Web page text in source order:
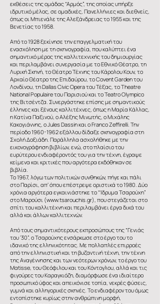
εκθέσεις της ομάδας “Αρμός”, της οποίας υπήρξε
ιδρυτικό μέλος, σε ομαδικές, Πανελλήνιες και διεθνείς,
όπως οι Μπιενάλε της Αλεξάνδρειας το 1955 και της
Βενετίας το 1958.
Από το 1928 ξεκίνησε την επαγγελματική του
ενασχόληση με τη σκηνογραφία, που καλύπτει ένα
σημαντικό μέρος της καλλιτεχνικής του δημιουργίας
και περιλαμβάνει συνεργασία με το Εθνικό Θέατρο, τη
Λυρική Σκηνή, το Θέατρο Τέχνης του Κάρολου Κουν, το
Αρχαίο Θέατρο της Επιδαύρου, το Covent Garden του
Λονδίνου, τη Dallas Civic Opera του Τέξας, το Theatre
National Populaire του Παρισιού και το Teatro Olympico
της Βιτσέντζα. Συνεργάστηκε επίσης με σημαντικούς
έλληνες και ξένους καλλιτέχνες, όπως η Μαρία Κάλλας,
η Κατίνα Παξινού, ο Αλέξης Μινωτής, ο Μιχάλης
Κακογιάννης, ο Jules Dassin και o Franco Zeffirelli. Την
περίοδο1960-1962εξάλλου δίδαξε σκηνογραφία στη
Σχολή Δοξιάδη. Παράλληλα ασχολήθηκε με την
εικονογράφηση βιβλίων, ενώ, στο πλαίσιο του
ευρύτερου ενδιαφέροντός του για την τέχνη, έγραψε
κείμενα και κριτικές που αργότερα εκδόθηκαν σε
βιβλία.
Το 1967, λόγω των πολιτικών συνθηκών, πήγε και πάλι
στο Παρίσι, απ’ όπου επέστρεψε οριστικά το 1980. Δύο
χρόνια αργότερα εγκαινιάστηκε το “Ίδρυμα Τσαρούχη”
στο Μαρούσι (www.tsarouchis.gr), που στεγάζεται στο
σπίτι του καλλιτέχνη και περιλαμβάνει έργα δικά του
αλλά και άλλων καλλιτεχνών.
Από τους σημαντικότερους εκπροσώπους της “Γενιάς
του ’30”, ο Τσαρούχης ενσάρκωσε στο έργο του το
ιδανικό της ελληνικότητας. Με πολλαπλές επιρροές
από την ελληνιστική και τη βυζαντινή τέχνη, την τέχνη
της Αναγέννησης και των νεότερων χρόνων, το έργο του
Μαtisse, του Θεόφιλου και του Κόντογλου, αλλά και τις
φιγούρες του Καραγκιόζη, διαμόρφωσε ένα ιδιαίτερο
προσωπικό ύφος και απεικόνισε τοπία, νεκρές φύσεις,
γυμνά και αλληγορικές σκηνές. Το ενδιαφέρον του όμως
εντοπίστηκε κυρίως στην ανθρώπινη μορφή,